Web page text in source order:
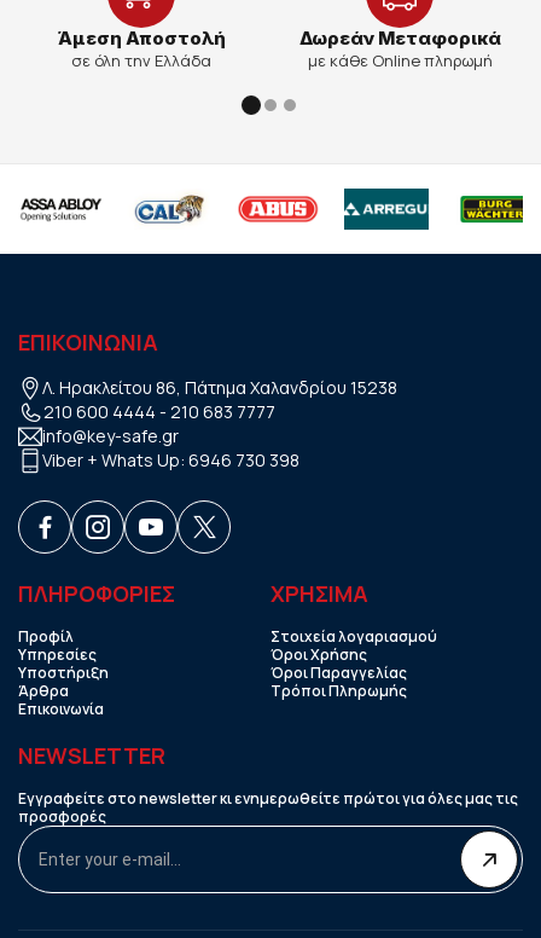
Άμεση Αποστολή
σε όλη την Ελλάδα
Δωρεάν Μεταφορικά
με κάθε Online πληρωμή
ΕΠΙΚΟΙΝΩΝΙΑ
Λ. Ηρακλείτου 86, Πάτημα Χαλανδρίου 15238
210 600 4444 - 210 683 7777
info@key-safe.gr
Viber + Whats Up: 6946 730 398
ΠΛΗΡΟΦΟΡΙΕΣ
Προφίλ
Υπηρεσίες
Υποστήριξη
Άρθρα
Επικοινωνία
ΧΡHΣΙΜΑ
Στοιχεία λογαριασμού
Όροι Χρήσης
Όροι Παραγγελίας
Τρόποι Πληρωμής
NEWSLETTER
Εγγραφείτε στο newsletter κι ενημερωθείτε πρώτοι για όλες μας τις
προσφορές